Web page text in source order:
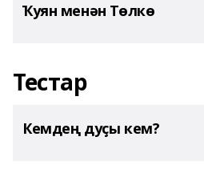
Ҡуян менән Төлкө
Тестар
Кемдең дуҫы кем?